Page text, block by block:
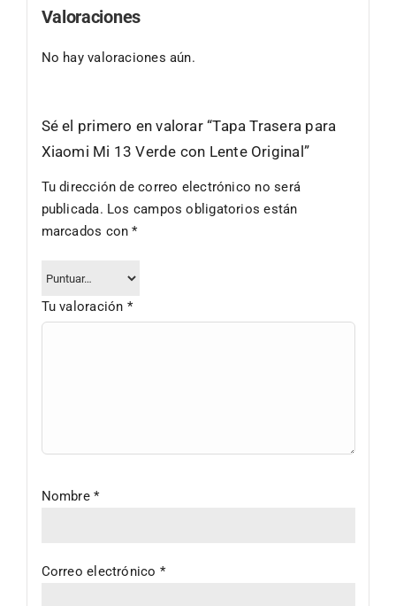
Valoraciones
No hay valoraciones aún.
Sé el primero en valorar “Tapa Trasera para
Xiaomi Mi 13 Verde con Lente Original”
Tu dirección de correo electrónico no será
publicada. Los campos obligatorios están
marcados con*
Tu valoración *
Nombre*
Correo electrónico *